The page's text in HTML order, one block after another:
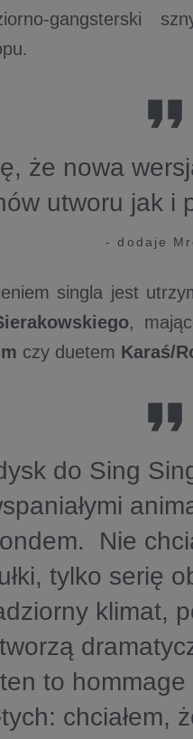
gangsterski
że nowa
utworu jak i
- dodaje
singla jest
,
czy duetem Karaś/
do Sing
Nie
tylko serię
klimat,
to
chciałem,